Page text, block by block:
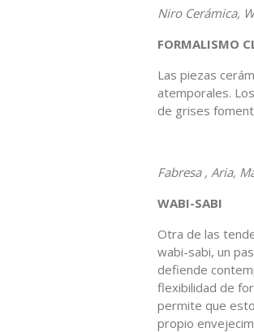
Niro Cerámica,
FORMALISMO
Las piezas
atemporales.
de grises
Fabresa , Aria,
WABI-SABI
Otra de las
wabi-sabi, un
defiende
flexibilidad de
permite que
propio